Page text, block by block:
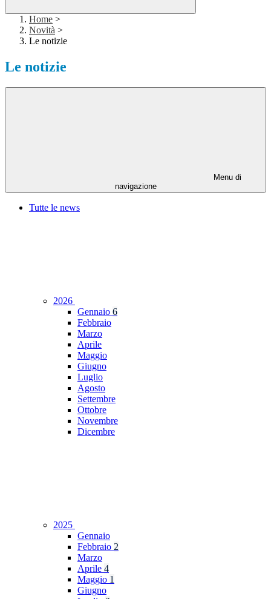
Home >
Novità >
Le notizie
Le notizie
Menu di
navigazione
Tutte le news
2026
Gennaio 6
Febbraio
Marzo
Aprile
Maggio
Giugno
Luglio
Agosto
Settembre
Ottobre
Novembre
Dicembre
2025
Gennaio
Febbraio 2
Marzo
Aprile 4
Maggio 1
Giugno